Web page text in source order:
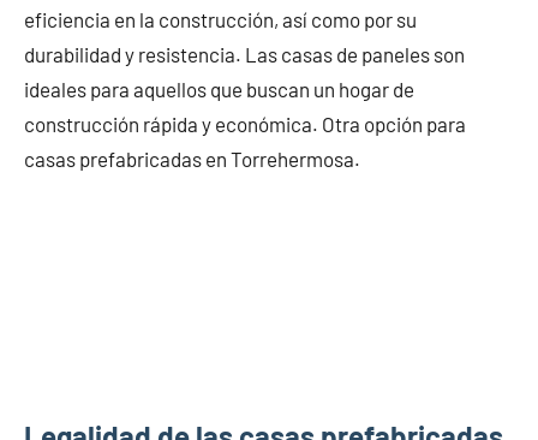
eficiencia en la construcción, así como por su
durabilidad y resistencia. Las casas de paneles son
ideales para aquellos que buscan un hogar de
construcción rápida y económica. Otra opción para
casas prefabricadas en Torrehermosa.